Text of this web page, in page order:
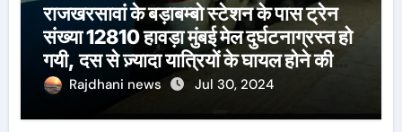
राजखरसावां के बड़ाबम्बो स्टेशन के पास ट्रेन
संख्या 12810 हावड़ा मुंबई मेल दुर्घटनाग्रस्त हो
गयी, दस से ज़्यादा यात्रियों के घायल होने की
खबर।सरायकेला के वरीय पदाधिकारी
Rajdhani news Jul 30, 2024